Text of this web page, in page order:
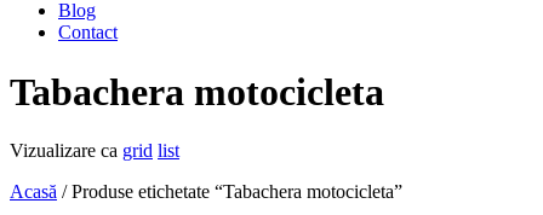
Blog
Contact
Tabachera motocicleta
Vizualizare ca grid list
Acasă / Produse etichetate “Tabachera motocicleta”